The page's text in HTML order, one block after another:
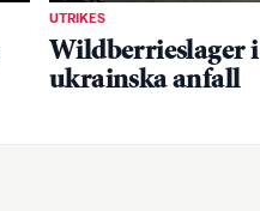
UTRIKES
Wildberrieslager
ukrainska anfall